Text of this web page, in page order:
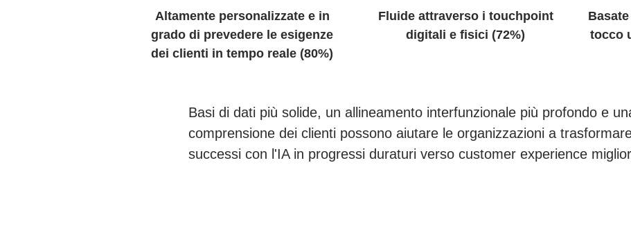
Altamente personalizzate e in
grado di prevedere le esigenze
dei clienti in tempo reale (80%)
Fluide attraverso i touchpoint
digitali e fisici (72%)
tocco
Basi di dati più solide, un allineamento interfunzionale più profondo e
comprensione dei clienti possono aiutare le organizzazioni a
successi con l'IA in progressi duraturi verso customer experience